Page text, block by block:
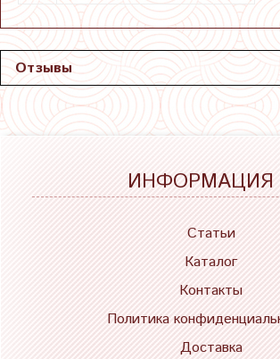
Отзывы
ИНФОРМАЦИЯ
Статьи
Каталог
Контакты
Политика
Доставка